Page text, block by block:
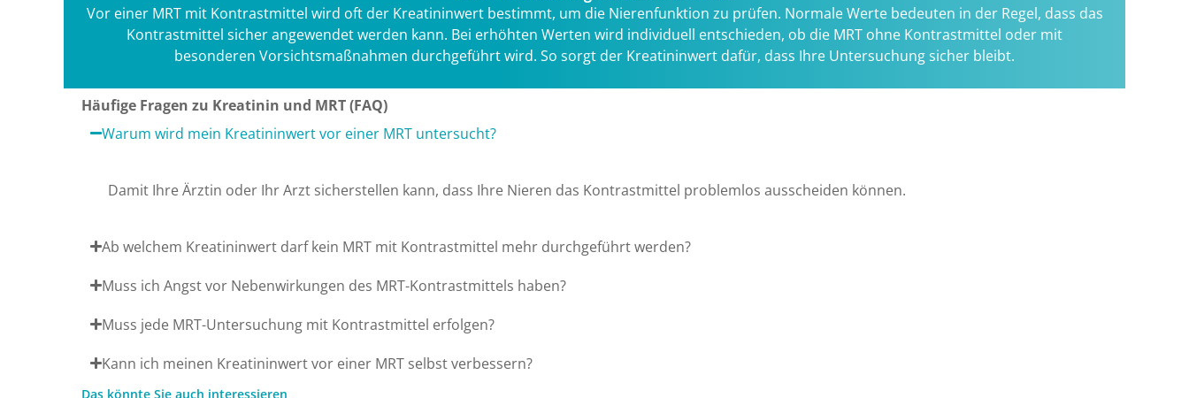
Vor einer MRT mit Kontrastmittel wird oft der Kreatininwert bestimmt, um die Nierenfunktion zu prüfen. Normale Werte bedeuten in der Regel, dass das
Kontrastmittel sicher angewendet werden kann. Bei erhöhten Werten wird individuell entschieden, ob die MRT ohne Kontrastmittel oder mit
besonderen Vorsichtsmaßnahmen durchgeführt wird. So sorgt der Kreatininwert dafür, dass Ihre Untersuchung sicher bleibt.
Häufige Fragen zu Kreatinin und MRT (FAQ)
Warum wird mein Kreatininwert vor einer MRT untersucht?
Damit Ihre Ärztin oder Ihr Arzt sicherstellen kann, dass Ihre Nieren das Kontrastmittel problemlos ausscheiden können.
Ab welchem Kreatininwert darf kein MRT mit Kontrastmittel mehr durchgeführt werden?
Muss ich Angst vor Nebenwirkungen des MRT-Kontrastmittels haben?
Muss jede MRT-Untersuchung mit Kontrastmittel erfolgen?
Kann ich meinen Kreatininwert vor einer MRT selbst verbessern?
Das könnte Sie auch interessieren